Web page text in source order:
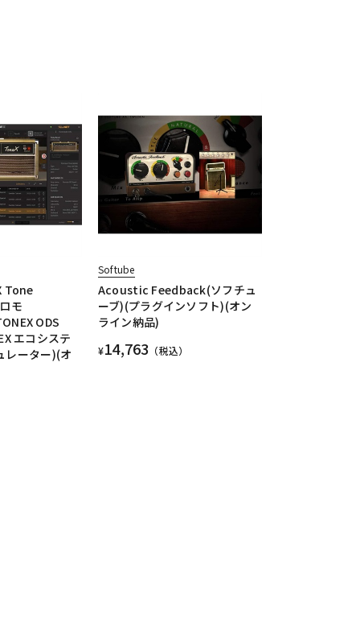
Tone
モ
ODS
エコシステ
レーター)(オ
Softube
Acoustic Feedback(ソフチュ
ーブ)(プラグインソフト)(オン
ライン納品)
¥14,763 （税込）